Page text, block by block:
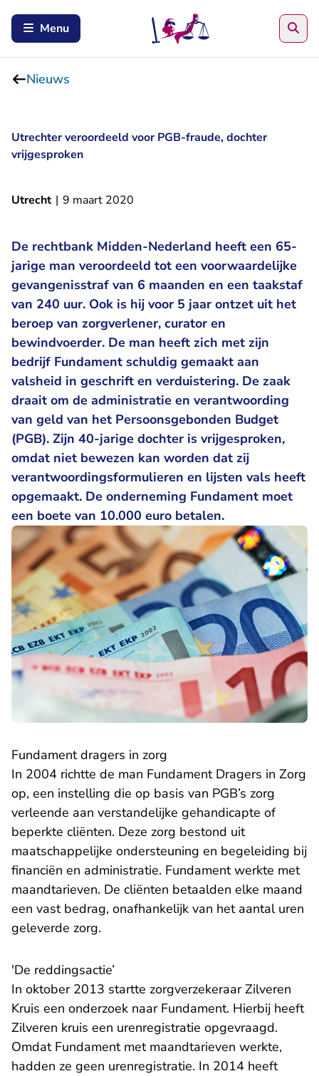
Menu
Nieuws
Utrechter veroordeeld voor PGB-fraude, dochter
vrijgesproken
Utrecht | 9 maart 2020
De rechtbank Midden-Nederland heeft een 65-
jarige man veroordeeld tot een voorwaardelijke
gevangenisstraf van 6 maanden en een taakstaf
van 240 uur. Ook is hij voor 5 jaar ontzet uit het
beroep van zorgverlener, curator en
bewindvoerder. De man heeft zich met zijn
bedrijf Fundament schuldig gemaakt aan
valsheid in geschrift en verduistering. De zaak
draait om de administratie en verantwoording
van geld van het Persoonsgebonden Budget
(PGB). Zijn 40-jarige dochter is vrijgesproken,
omdat niet bewezen kan worden dat zij
verantwoordingsformulieren en lijsten vals heeft
opgemaakt. De onderneming Fundament moet
een boete van 10.000 euro betalen.
Fundament dragers in zorg
In 2004 richtte de man Fundament Dragers in Zorg
op, een instelling die op basis van PGB’s zorg
verleende aan verstandelijke gehandicapte of
beperkte cliënten. Deze zorg bestond uit
maatschappelijke ondersteuning en begeleiding bij
financiën en administratie. Fundament werkte met
maandtarieven. De cliënten betaalden elke maand
een vast bedrag, onafhankelijk van het aantal uren
geleverde zorg.
'De reddingsactie’
In oktober 2013 startte zorgverzekeraar Zilveren
Kruis een onderzoek naar Fundament. Hierbij heeft
Zilveren kruis een urenregistratie opgevraagd.
Omdat Fundament met maandtarieven werkte,
hadden ze geen urenregistratie. In 2014 heeft